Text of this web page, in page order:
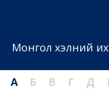
Монгол хэлний
А Б В Г Д